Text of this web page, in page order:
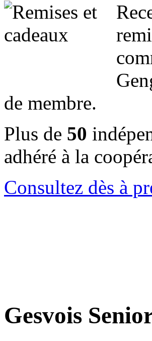
de membre.
Plus de 50
adhéré à la
Consultez dès à
Gesvois